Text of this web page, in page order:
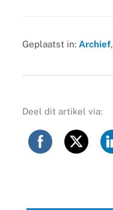
Geplaatst in: Archief,
Deel dit artikel via: